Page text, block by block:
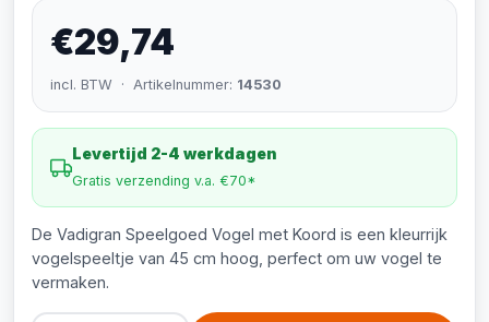
€29,74
incl. BTW · Artikelnummer: 14530
Levertijd 2-4 werkdagen
Gratis verzending v.a. €70*
De Vadigran Speelgoed Vogel met Koord is een kleurrijk
vogelspeeltje van 45 cm hoog, perfect om uw vogel te
vermaken.